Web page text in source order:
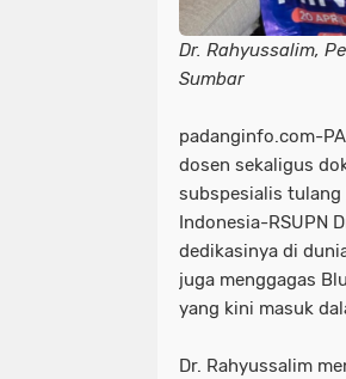
Dr. Rahyussalim,
Sumbar
padanginfo.com-
dosen sekaligus
subspesialis tulang
Indonesia-RSUPN
dedikasinya di
juga menggagas
yang kini masuk
Dr. Rahyussalim